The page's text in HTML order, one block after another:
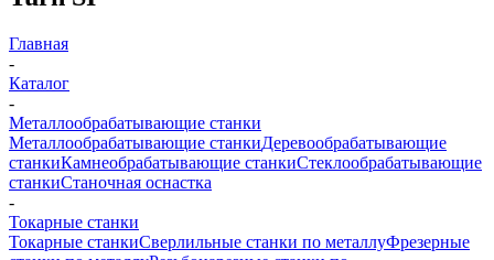
Главная
-
Каталог
-
Металлообрабатывающие станки
Металлообрабатывающие станкиДеревообрабатывающие
станкиКамнеобрабатывающие станкиСтеклообрабатывающие
станкиСтаночная оснастка
-
Токарные станки
Токарные станкиСверлильные станки по металлуФрезерные